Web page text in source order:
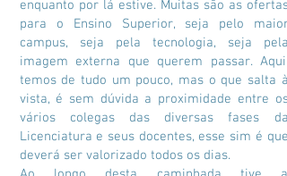
enquanto por lá estive. Muitas são as ofertas
para o Ensino Superior, seja pelo maior
campus, seja pela tecnologia, seja pela
imagem externa que querem passar. Aqui,
temos de tudo um pouco, mas o que salta à
vista, é sem dúvida a proximidade entre os
vários colegas das diversas fases da
Licenciatura e seus docentes, esse sim é que
deverá ser valorizado todos os dias.